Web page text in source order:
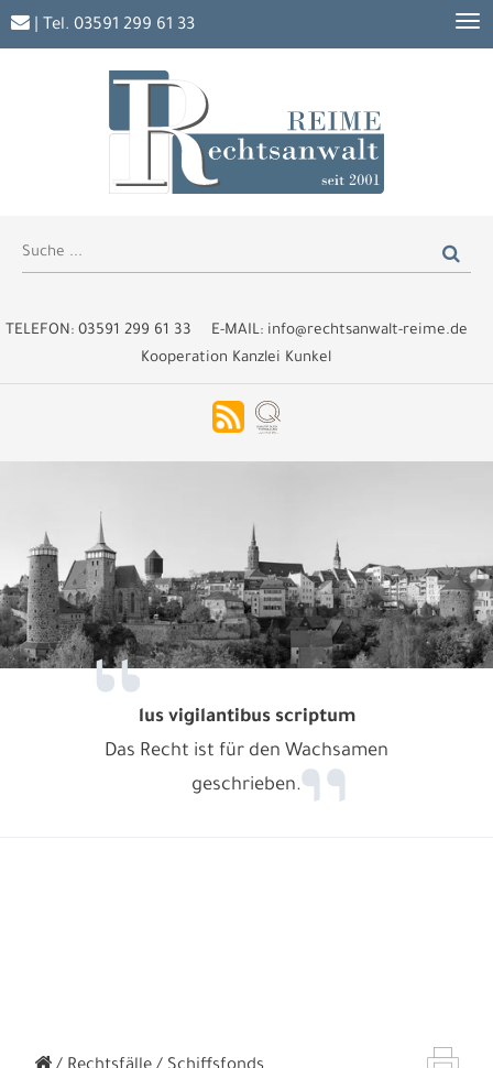
TELEFON: 03591 299 61 33 E-MAIL: info@rechtsanwalt-reime.de
Kooperation Kanzlei Kunkel
| Tel. 03591 299 61 33
lus vigilantibus scriptum
Das Recht ist für den Wachsamen
geschrieben.